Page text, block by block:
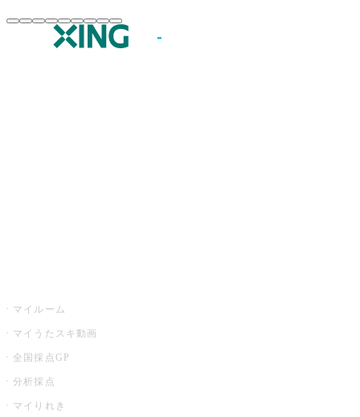
マイルーム
マイうたスキ動画
全国採点GP
分析採点
マイりれき